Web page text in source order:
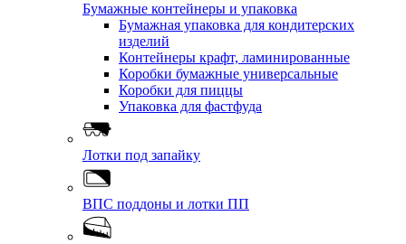
Бумажные контейнеры и упаковка
Бумажная упаковка для кондитерских
изделий
Контейнеры крафт, ламинированные
Коробки бумажные универсальные
Коробки для пиццы
Упаковка для фастфуда
Лотки под запайку
ВПС поддоны и лотки ПП